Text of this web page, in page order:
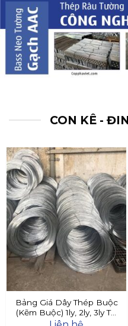
CON KÊ -
Bảng Giá Dây Thép Buộc
(Kẽm Buộc) 1ly, 2ly, 3ly Tại
Đây